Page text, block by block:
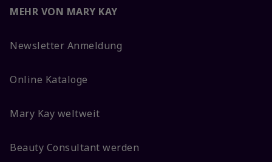
MEHR VON MARY KAY
Newsletter Anmeldung
Online Kataloge
Mary Kay weltweit
Beauty Consultant werden